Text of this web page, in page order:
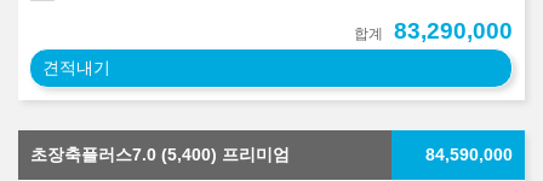
합계 83,290,000
견적내기
초장축플러스7.0 (5,400) 프리미엄 84,590,000